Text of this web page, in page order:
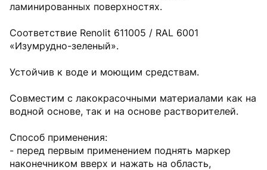
ламинированных поверхностях.
Соответствие Renolit 611005 / RAL 6001
«Изумрудно-зеленый».
Устойчив к воде и моющим средствам.
Совместим с лакокрасочными материалами как на
водной основе, так и на основе растворителей.
Способ применения:
- перед первым применением поднять маркер
наконечником вверх и нажать на область,